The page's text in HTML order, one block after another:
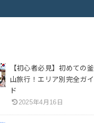
【初心者必見】初めての釜
山旅行！エリア別完全ガイ
ド
2025年4月16日